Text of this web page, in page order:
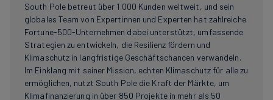
South Pole betreut über 1.000 Kunden weltweit, und sein
globales Team von Expertinnen und Experten hat zahlreiche
Fortune-500-Unternehmen dabei unterstützt, umfassende
Strategien zu entwickeln, die Resilienz fördern und
Klimaschutz in langfristige Geschäftschancen verwandeln.
Im Einklang mit seiner Mission, echten Klimaschutz für alle zu
ermöglichen, nutzt South Pole die Kraft der Märkte, um
Klimafinanzierung in über 850 Projekte in mehr als 50